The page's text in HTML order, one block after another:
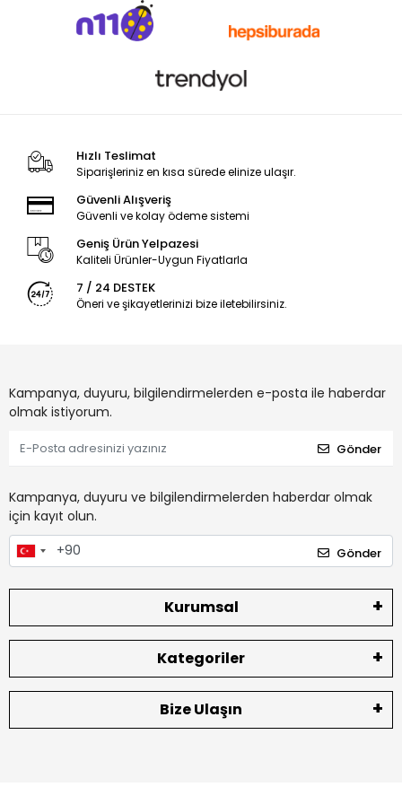
Hızlı Teslimat
Siparişleriniz en kısa sürede elinize ulaşır.
Güvenli Alışveriş
Güvenli ve kolay ödeme sistemi
Geniş Ürün Yelpazesi
Kaliteli Ürünler-Uygun Fiyatlarla
7 / 24 DESTEK
Öneri ve şikayetlerinizi bize iletebilirsiniz.
Kampanya, duyuru, bilgilendirmelerden e-posta ile haberdar
olmak istiyorum.
Gönder
Kampanya, duyuru ve bilgilendirmelerden haberdar olmak
için kayıt olun.
Gönder
Kurumsal
Kategoriler
Bize Ulaşın